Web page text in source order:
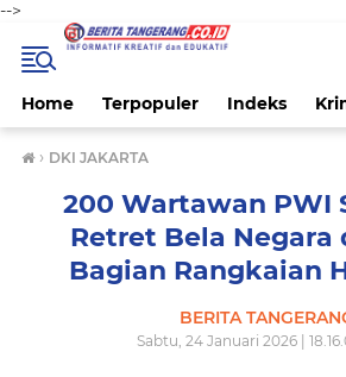
-->
Home Terpopuler Indeks
› DKI JAKARTA
200 Wartawan PWI
Retret Bela Negara
Bagian Rangkaian
BERITA
Sabtu, 24 Januari 2026 |